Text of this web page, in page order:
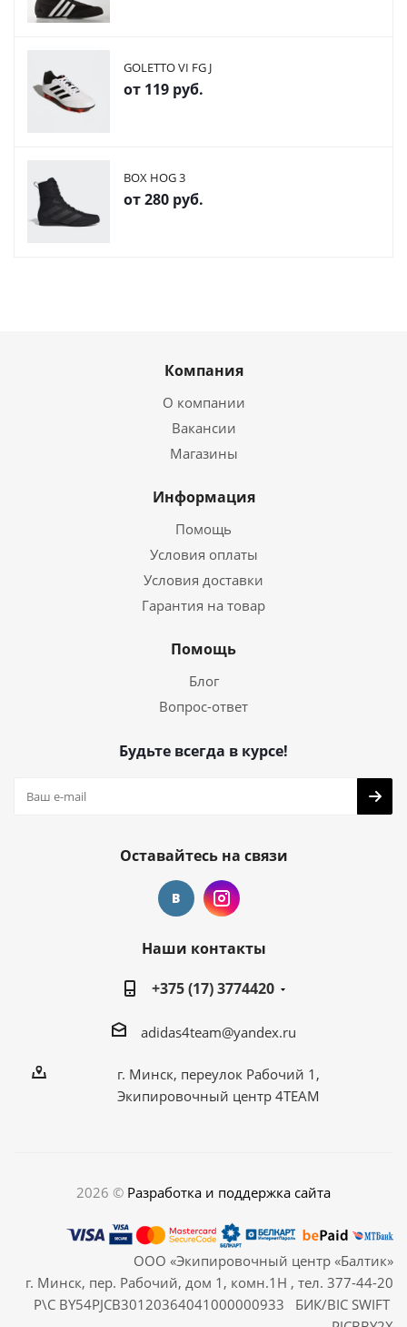
GOLETTO VI FG J
от 119 руб.
BOX HOG 3
от280 руб.
Компания
О компании
Вакансии
Магазины
Информация
Помощь
Условия оплаты
Условия доставки
Гарантия на товар
Помощь
Блог
Вопрос-ответ
Будьте всегда в курсе!
Оставайтесь на связи
Наши контакты
+375 (17) 3774420
adidas4team@yandex.ru
г. Минск, переулок Рабочий 1,
Экипировочный центр 4TEAM
2026 © Разработка и поддержка сайта
ООО «Экипировочный центр «Балтик»
г. Минск, пер. Рабочий, дом 1, комн.1Н , тел. 377-44-20
Р\С BY54PJCB30120364041000000933 БИК/BIC SWIFT